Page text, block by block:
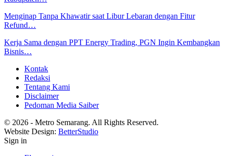
Menginap Tanpa Khawatir saat Libur Lebaran dengan Fitur
Refund…
Kerja Sama dengan PPT Energy Trading, PGN Ingin Kembangkan
Bisnis…
Kontak
Redaksi
Tentang Kami
Disclaimer
Pedoman Media Saiber
© 2026 - Metro Semarang. All Rights Reserved.
Website Design: BetterStudio
Sign in